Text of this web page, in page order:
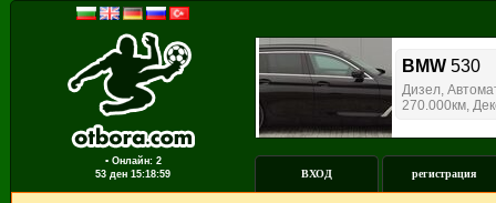
▪ Онлайн: 2
53 ден 15:18:59 ВХОД регистрация